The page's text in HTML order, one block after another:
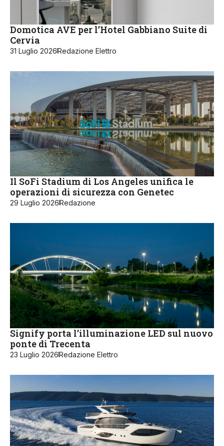
Domotica AVE per l’Hotel Gabbiano Suite di
Cervia
31 Luglio 2026Redazione Elettro
Il SoFi Stadium di Los Angeles unifica le
operazioni di sicurezza con Genetec
29 Luglio 2026Redazione
Signify porta l’illuminazione LED sul nuovo
ponte di Trecenta
23 Luglio 2026Redazione Elettro